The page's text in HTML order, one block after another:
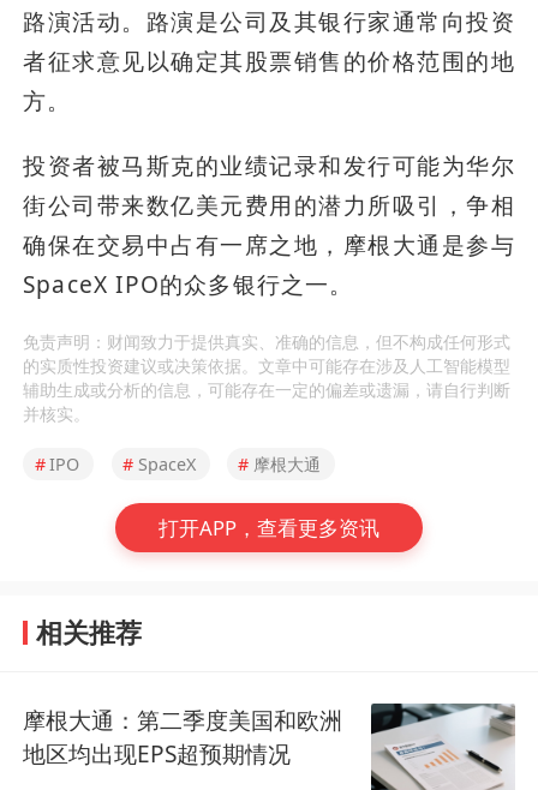
路演活动。路演是公司及其银行家通常向投资
者征求意见以确定其股票销售的价格范围的地
方。
投资者被马斯克的业绩记录和发行可能为华尔
街公司带来数亿美元费用的潜力所吸引，争相
确保在交易中占有一席之地，摩根大通是参与
SpaceX IPO的众多银行之一。
免责声明：财闻致力于提供真实、准确的信息，但不构成任何形式
的实质性投资建议或决策依据。文章中可能存在涉及人工智能模型
辅助生成或分析的信息，可能存在一定的偏差或遗漏，请自行判断
并核实。
#IPO # SpaceX # 摩根大通
打开APP，查看更多资讯
相关推荐
摩根大通：第二季度美国和欧洲
地区均出现EPS超预期情况